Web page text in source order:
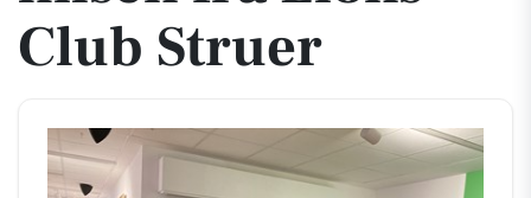
Club Struer